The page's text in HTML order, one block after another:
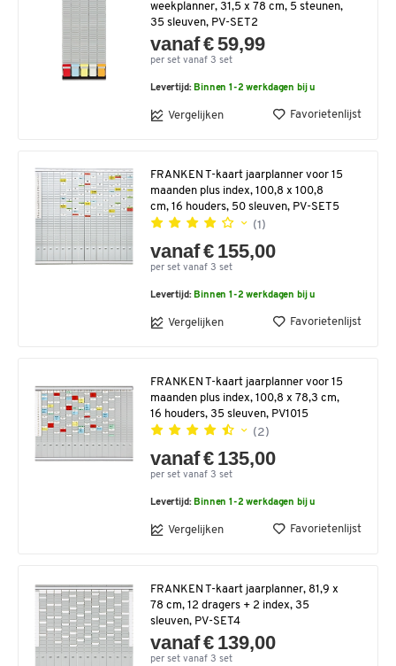
weekplanner, 31,5 x 78 cm, 5 steunen,
35 sleuven, PV-SET2
vanaf € 59,99
per set vanaf 3 set
Levertijd:Binnen 1-2 werkdagen bij u
Vergelijken Favorietenlijst
FRANKEN T-kaart jaarplanner voor 15
maanden plus index, 100,8 x 100,8
cm, 16 houders, 50 sleuven, PV-SET5
(1)
vanaf € 155,00
per set vanaf 3 set
Levertijd:Binnen 1-2 werkdagen bij u
Vergelijken Favorietenlijst
FRANKEN T-kaart jaarplanner voor 15
maanden plus index, 100,8 x 78,3 cm,
16 houders, 35 sleuven, PV1015
(2)
vanaf € 135,00
per set vanaf 3 set
Levertijd:Binnen 1-2 werkdagen bij u
Vergelijken Favorietenlijst
FRANKEN T-kaart jaarplanner, 81,9 x
78 cm, 12 dragers + 2 index, 35
sleuven, PV-SET4
vanaf € 139,00
per set vanaf 3 set